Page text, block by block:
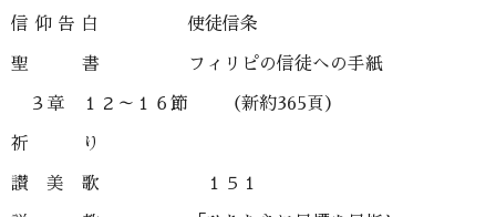
信 仰 告 白 使徒信条
聖 書 フィリピの信徒への手紙
３章 １２～１６節 （新約365頁）
祈 り
讃 美 歌 １５１